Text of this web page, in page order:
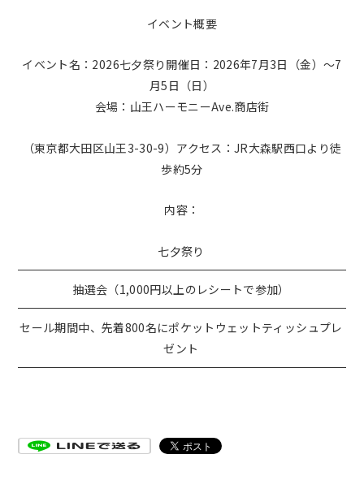
イベント概要
イベント名：2026七夕祭り開催日：2026年7月3日（金）〜7
月5日（日）
会場：山王ハーモニーAve.商店街
（東京都大田区山王3-30-9）アクセス：JR大森駅西口より徒
歩約5分
内容：
七夕祭り
抽選会（1,000円以上のレシートで参加）
セール期間中、先着800名にポケットウェットティッシュプレ
ゼント